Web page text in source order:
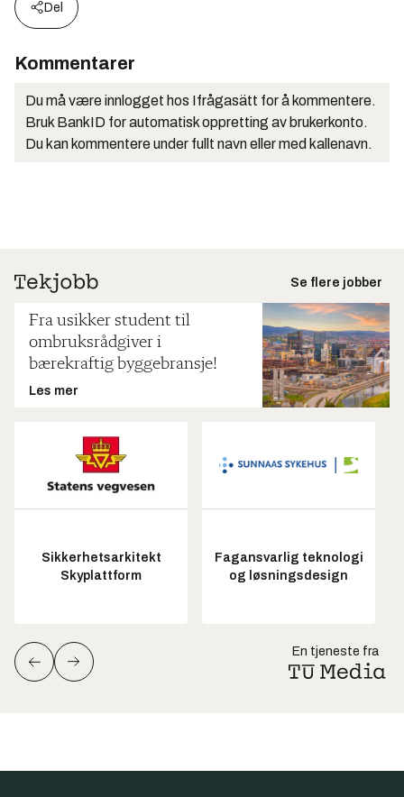
Del
Kommentarer
Du må være innlogget hos Ifrågasätt for å kommentere.
Bruk BankID for automatisk oppretting av brukerkonto.
Du kan kommentere under fullt navn eller med kallenavn.
Se flere jobber
Fra usikker student til
ombruksrådgiver i
bærekraftig byggebransje!
Les mer
Sikkerhetsarkitekt
Skyplattform
Fagansvarlig teknologi
og løsningsdesign
En tjeneste fra